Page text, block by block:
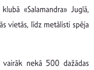
«Salamandra» Juglā,
vietās, līdz metālisti spēja
nekā 500 dažādas